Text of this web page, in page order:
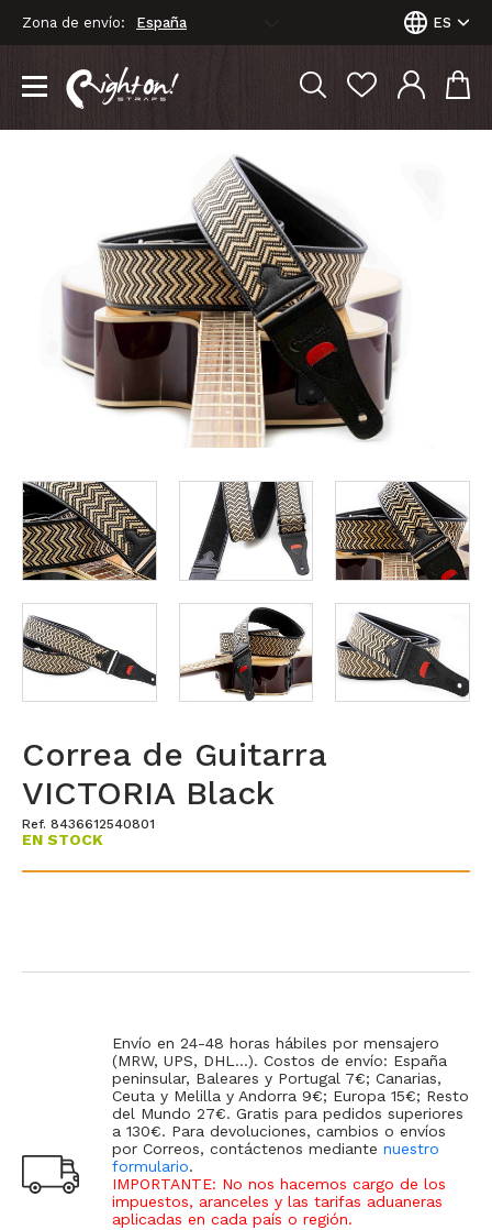
Zona de envío: ES
Correa de Guitarra
VICTORIA Black
Ref. 8436612540801
EN STOCK
Envío en 24-48 horas hábiles por mensajero
(MRW, UPS, DHL...). Costos de envío: España
peninsular, Baleares y Portugal 7€; Canarias,
Ceuta y Melilla y Andorra 9€; Europa 15€; Resto
del Mundo 27€. Gratis para pedidos superiores
a 130€. Para devoluciones, cambios o envíos
por Correos, contáctenos mediante nuestro
formulario.
IMPORTANTE: No nos hacemos cargo de los
impuestos, aranceles y las tarifas aduaneras
aplicadas en cada país o región.